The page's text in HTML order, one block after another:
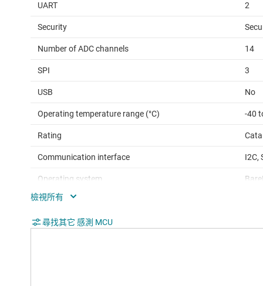
UART 2
Security
Number of ADC channels 14
SPI 3
USB No
Operating temperature range (°C) -40
Rating
Communication interface I2C,
Operating system
Hardware accelerators
Nonvolatile memory (kByte)
尋找其它 感測 MCU